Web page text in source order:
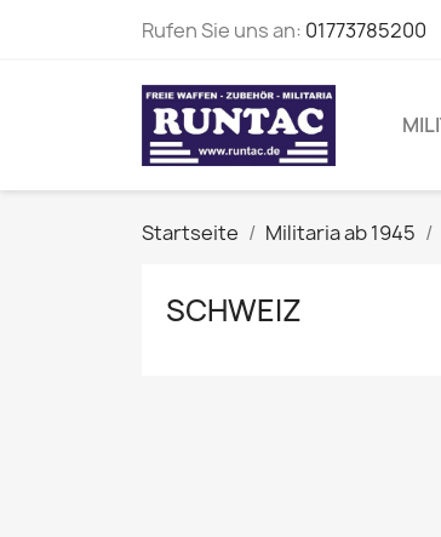
Rufen Sie uns an: 01773785200
Startseite Militaria ab 1945
SCHWEIZ